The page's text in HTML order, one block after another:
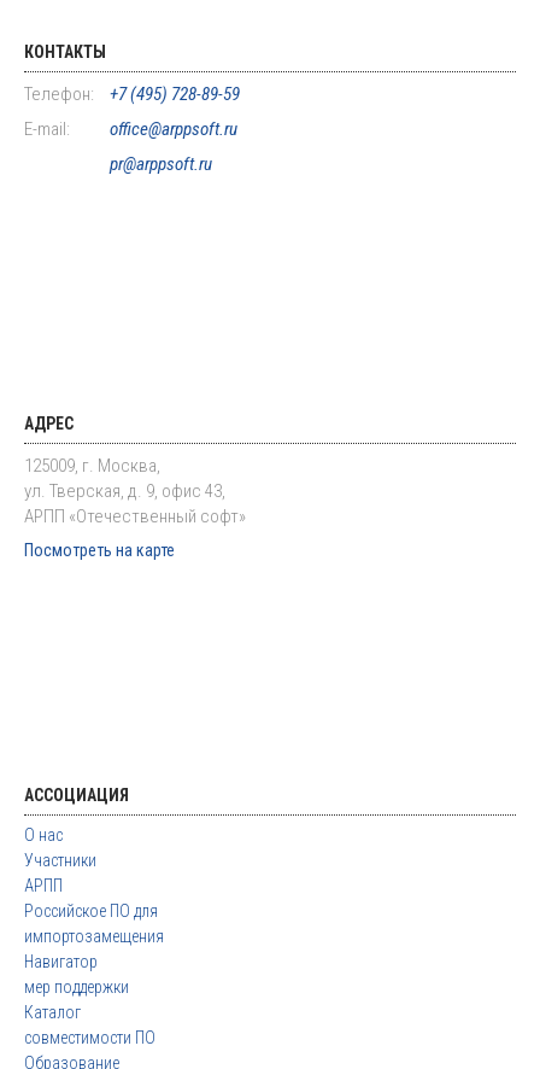
КОНТАКТЫ
Телефон:
+7 (495) 728-89-59
E-mail:
office@arppsoft.ru
pr@arppsoft.ru
АДРЕС
125009, г. Москва,
ул. Тверская, д. 9, офис 43,
АРПП «Отечественный софт»
Посмотреть на карте
АССОЦИАЦИЯ
О нас
Участники
АРПП
Российское ПО для
импортозамещения
Навигатор
мер поддержки
Каталог
совместимости ПО
Образование